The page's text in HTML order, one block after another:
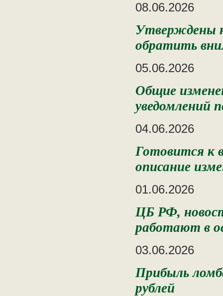
08.06.2026
️Утверждены
обратить
05.06.2026
Общие
уведомлений
04.06.2026
Готовится к
описание
01.06.2026
ЦБ РФ,
работают в
03.06.2026
Прибыль
рублей